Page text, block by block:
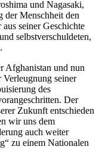
und Nagasaki,
der Menschheit den
seiner Geschichte
selbstverschuldeten,
Afghanistan und nun
seiner
des
Der
Zukunft entschieden
wir uns dem
auch weiter
zu einem Nationalen